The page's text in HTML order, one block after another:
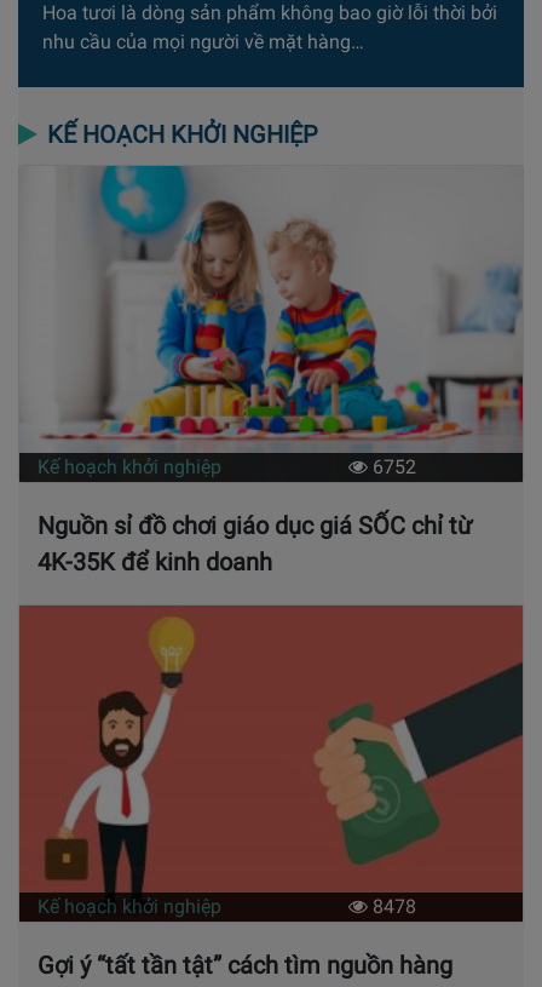
Hoa tươi là dòng sản phẩm không bao giờ lỗi thời bởi
nhu cầu của mọi người về mặt hàng…
KẾ HOẠCH KHỞI NGHIỆP
Kế hoạch khởi nghiệp 6752
Nguồn sỉ đồ chơi giáo dục giá SỐC chỉ từ
4K-35K để kinh doanh
Kế hoạch khởi nghiệp 8478
Gợi ý “tất tần tật” cách tìm nguồn hàng